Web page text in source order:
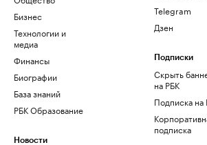
Бизнес
Технологии и
медиа
Финансы
Биографии
База знаний
РБК Образование
Новости
Telegram
Дзен
Подписки
Скрыть
на РБК
Подписка на
подписка